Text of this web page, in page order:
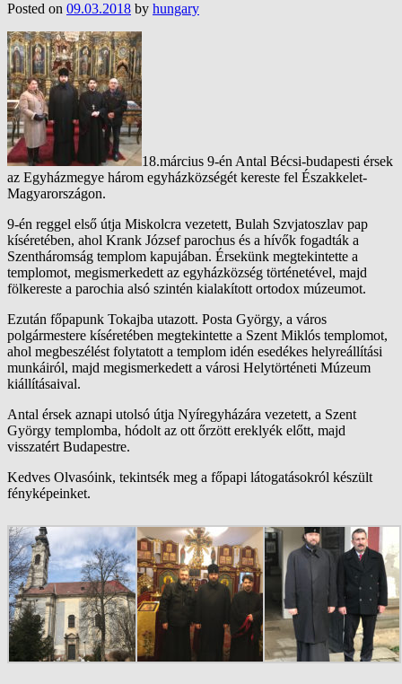
Posted on 09.03.2018 by hungary
18.március 9-én Antal Bécsi-budapesti érsek
az Egyházmegye három egyházközségét kereste fel Északkelet-
Magyarországon.
9-én reggel első útja Miskolcra vezetett, Bulah Szvjatoszlav pap
kíséretében, ahol Krank József parochus és a hívők fogadták a
Szentháromság templom kapujában. Érsekünk megtekintette a
templomot, megismerkedett az egyházközség történetével, majd
fölkereste a parochia alsó szintén kialakított ortodox múzeumot.
Ezután főpapunk Tokajba utazott. Posta György, a város
polgármestere kíséretében megtekintette a Szent Miklós templomot,
ahol megbeszélést folytatott a templom idén esedékes helyreállítási
munkáiról, majd megismerkedett a városi Helytörténeti Múzeum
kiállításaival.
Antal érsek aznapi utolsó útja Nyíregyházára vezetett, a Szent
György templomba, hódolt az ott őrzött ereklyék előtt, majd
visszatért Budapestre.
Kedves Olvasóink, tekintsék meg a főpapi látogatásokról készült
fényképeinket.